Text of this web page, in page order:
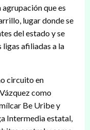
que es
lugar donde se
del estado y se
ligas afiliadas a la
circuito en
como
Be Uribe y
Intermedia estatal,